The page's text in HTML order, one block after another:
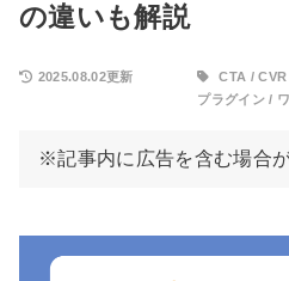
の違いも解説
2025.08.02更新 CTA /CVR
プラグイン/
※記事内に広告を含む場合